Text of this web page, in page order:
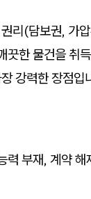
리(담보권, 가
한 물건을 취
강력한 장점입
력 부재, 계약